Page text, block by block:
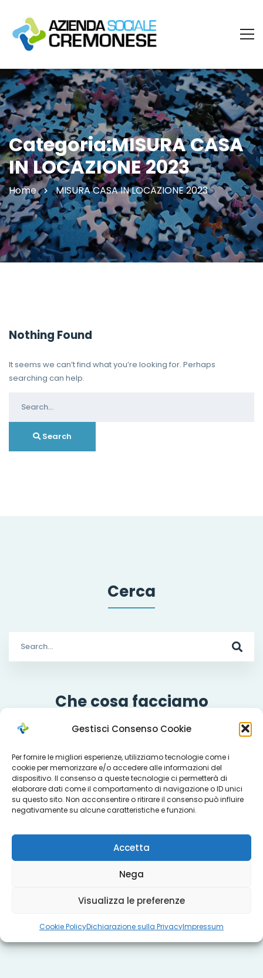
Gestisci Consenso Cookie
Per fornire le migliori esperienze, utilizziamo tecnologie come i
cookie per memorizzare e/o accedere alle informazioni del
dispositivo. Il consenso a queste tecnologie ci permetterà di
elaborare dati come il comportamento di navigazione o ID unici
su questo sito. Non acconsentire o ritirare il consenso può influire
negativamente su alcune caratteristiche e funzioni.
Accetta
Nega
Visualizza le preferenze
Cookie PolicyDichiarazione sulla PrivacyImpressum
Categoria:MISURA CASA
IN LOCAZIONE 2023
Home MISURA CASA IN LOCAZIONE 2023
Nothing Found
It seems we can’t find what you’re looking for. Perhaps
searching can help.
for:
Search
Cerca
for:
Che cosa facciamo
Servizi
Progetti
Misure regionali